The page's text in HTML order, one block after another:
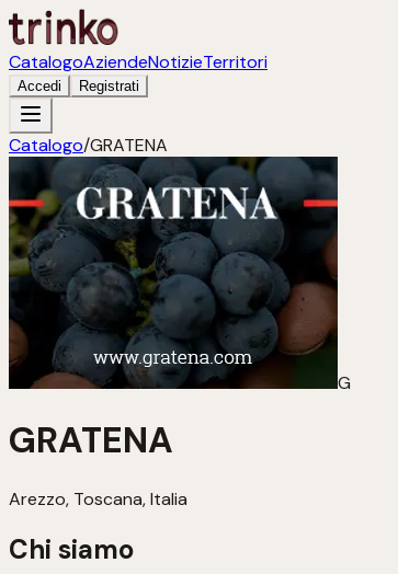
CatalogoAziendeNotizieTerritori
Accedi Registrati
Catalogo/GRATENA
G
GRATENA
Arezzo, Toscana, Italia
Chi siamo